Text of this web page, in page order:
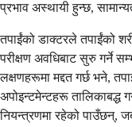
प्रभाव अस्थायी हुन्छ,
तपाईंको डाक्टरले तपाईंको
परीक्षण अवधिबाट सुरु गर्ने
लक्षणहरूमा मद्दत गर्छ भने,
अपोइन्टमेन्टहरू
नियन्त्रणमा रहेको पाउँछन्,